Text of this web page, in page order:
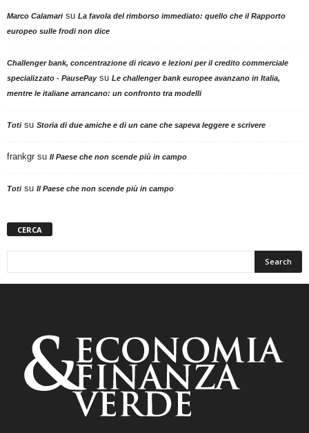
Marco Calamarisu La favola del rimborso immediato: quello che il Rapporto
europeo sulle frodi non dice
Challenger bank, concentrazione di ricavo e lezioni per il credito commerciale
specializzato - PausePaysu Le challenger bank europee avanzano in Italia,
mentre le italiane arrancano: un confronto tra modelli
Totisu Storia di due amiche e di un cane che sapeva leggere e scrivere
frankgr su Il Paese che non scende più in campo
Totisu Il Paese che non scende più in campo
CERCA